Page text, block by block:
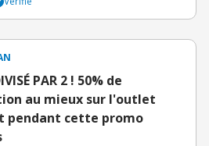
PAR 2 ! 50% de
au mieux sur l'outlet
pendant cette promo